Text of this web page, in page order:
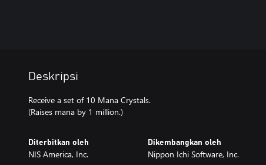
Deskripsi
Receive a set of 10 Mana Crystals.
(Raises mana by 1 million.)
Diterbitkan oleh
NIS America, Inc.
Dikembangkan oleh
Nippon Ichi Software, Inc.